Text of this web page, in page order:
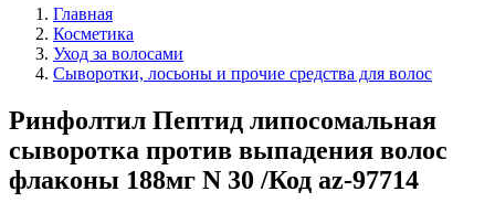
Главная
Косметика
Уход за волосами
Сыворотки, лосьоны и прочие средства для волос
Ринфолтил Пептид липосомальная
сыворотка против выпадения волос
флаконы 188мг N 30 /Код az-97714